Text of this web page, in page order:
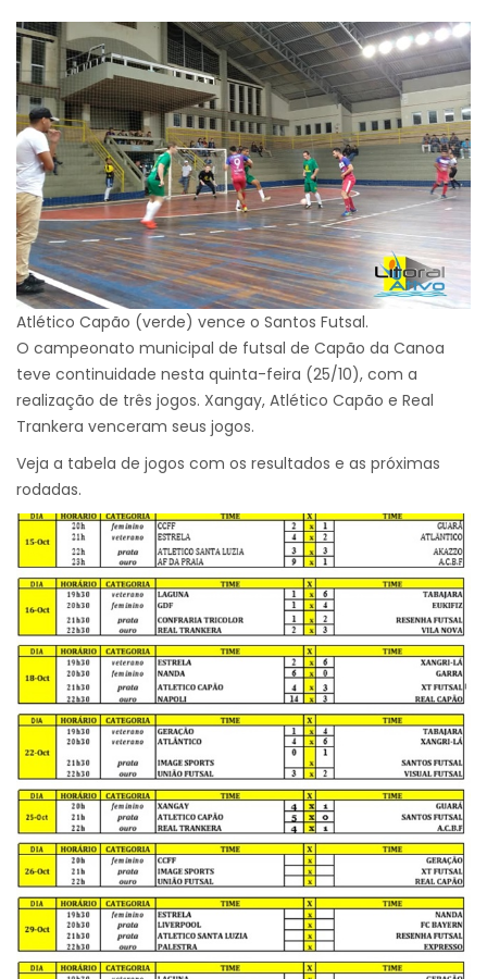
Atlético Capão (verde) vence o Santos Futsal.
O campeonato municipal de futsal de Capão da Canoa
teve continuidade nesta quinta-feira (25/10), com a
realização de três jogos. Xangay, Atlético Capão e Real
Trankera venceram seus jogos.
Veja a tabela de jogos com os resultados e as próximas
rodadas.